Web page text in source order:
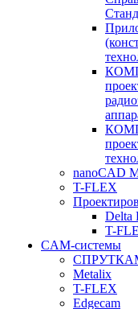
nanoCAD
T-FLEX
Delta
T-
CAM-системы
Metalix
T-FLEX
Edgecam